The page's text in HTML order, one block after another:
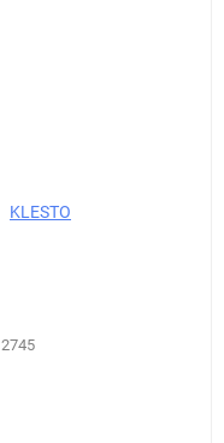
KLESTO
2745